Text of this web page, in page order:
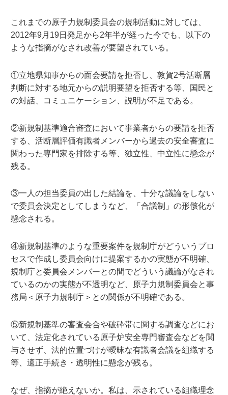
これまでの原子力規制委員会の規制活動に対しては、
2012年9月19日発足から2年半が経った今でも、以下の
ような指摘がなされ改善が要望されている。
①立地県知事からの面会要請を拒否し、敦賀2号活断層
判断に対する地元からの説明要望を拒否する等、国民と
の対話、コミュニケーション、説明が不足である。
②新規制基準適合審査において事業者からの要請を拒否
する、活断層評価有識者メンバーから過去の安全審査に
関わった専門家を排除する等、独立性、中立性に懸念が
残る。
③一人の担当委員の出した結論を、十分な議論をしない
で委員会決定としてしまうなど、「合議制」の形骸化が
懸念される。
④新規制基準のような重要案件を規制庁がどういうプロ
セスで作成し委員会向けに提案するかの実態が不明確、
規制庁と委員会メンバーとの間でどういう議論がなされ
ているのかの実態が不透明など、原子力規制委員会と事
務局＜原子力規制庁＞との関係が不明確である。
⑤新規制基準の審査会合や破砕帯に関する調査などにお
いて、法定化されている原子炉安全専門審査会などを関
与させず、法的位置づけが曖昧な有識者会議を組織する
等、適正手続き・透明性に懸念が残る。
なぜ、指摘が絶えないか。私は、示されている組織理念